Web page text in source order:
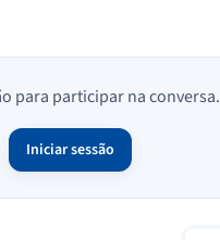
para participar na conversa.
Iniciar sessão